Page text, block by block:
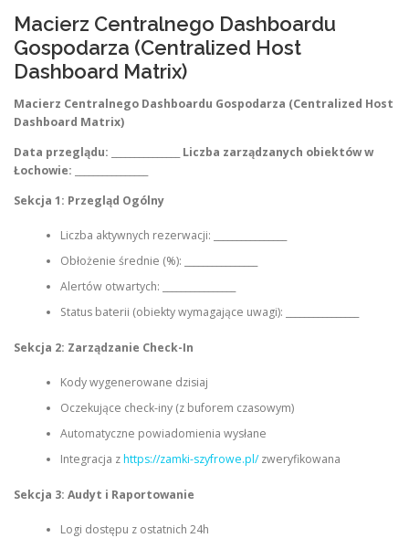
Macierz Centralnego Dashboardu
Gospodarza (Centralized Host
Dashboard Matrix)
Macierz Centralnego Dashboardu Gospodarza (Centralized Host
Dashboard Matrix)
Data przeglądu:
Liczba zarządzanych obiektów w
Łochowie:
Sekcja 1: Przegląd Ogólny
Liczba aktywnych rezerwacji: ________________
Obłożenie średnie (%): ________________
Alertów otwartych: ________________
Status baterii (obiekty wymagające uwagi): ________________
Sekcja 2: Zarządzanie Check-In
Kody wygenerowane dzisiaj
Oczekujące check-iny (z buforem czasowym)
Automatyczne powiadomienia wysłane
Integracja zhttps://zamki-szyfrowe.pl/zweryfikowana
Sekcja 3: Audyt i Raportowanie
Logi dostępu z ostatnich 24h